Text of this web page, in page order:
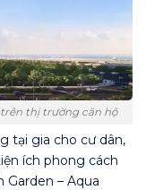
trên thị trường căn hộ
tại gia cho cư dân,
ích phong cách
– Aqua